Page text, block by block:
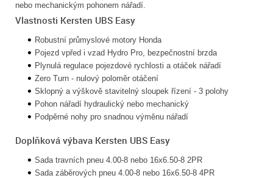
nebo mechanickým pohonem nářadí.
Vlastnosti Kersten UBS Easy
Robustní průmyslové motory Honda
Pojezd vpřed i vzad Hydro Pro, bezpečnostní brzda
Plynulá regulace pojezdové rychlosti a otáček nářadí
Zero Turn - nulový poloměr otáčení
Sklopný a výškově stavitelný sloupek řízení - 3 polohy
Pohon nářadí hydraulický nebo mechanický
Podpěrné nohy pro snadnou výměnu nářadí
Doplňková výbava Kersten UBS Easy
Sada travních pneu 4.00-8 nebo 16x6.50-8 2PR
Sada záběrových pneu 4.00-8 nebo 16x6.50-8 4PR